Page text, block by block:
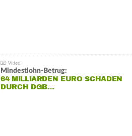
Mindestlohn-Betrug:
64 MILLIARDEN EURO SCHADEN
DURCH DGB…